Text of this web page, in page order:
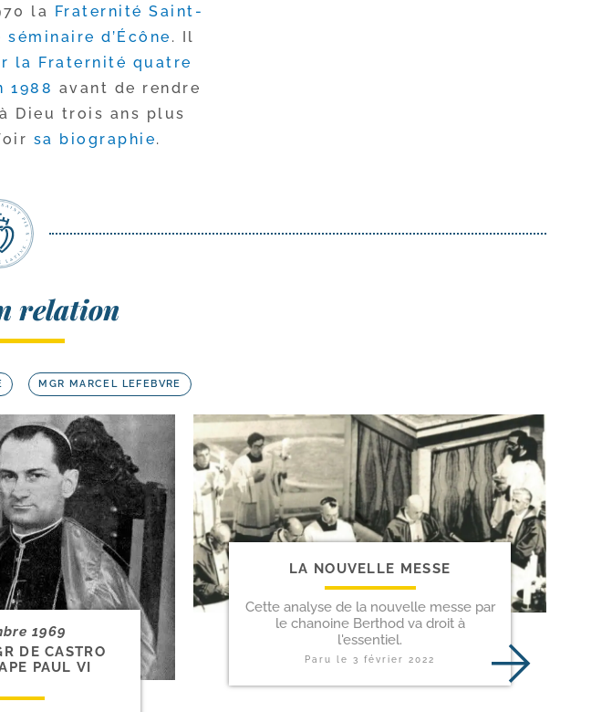
la Fraternité Saint-​
sémi­naire d’Écône . Il
la Fraternité quatre
1988 avant de rendre
Dieu trois ans plus
sa bio­gra­phie.
relation
MGR MARCEL LEFEBVRE
1969
DE CASTRO
PAUL VI
LA NOUVELLE MESSE
Cette analyse de la nouvelle messe par
le chanoine Berthod va droit à
l'essentiel.
Paru le3 février 2022